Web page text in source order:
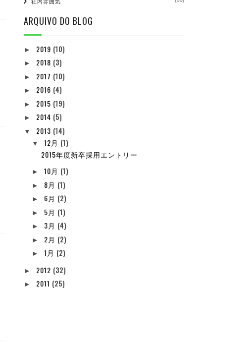
ARQUIVO DO BLOG
► 2019 (10)
► 2018 (3)
► 2017 (10)
► 2016 (4)
► 2015 (19)
► 2014 (5)
▼ 2013 (14)
▼12月 (1)
2015年度新卒採用エントリー
►10月 (1)
► 8月 (1)
► 6月 (2)
► 5月 (1)
► 3月 (4)
► 2月 (2)
►1月 (2)
► 2012 (32)
► 2011 (25)